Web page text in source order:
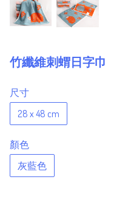
竹纖維刺蝟日字巾
尺寸
28 x 48 cm
顏色
灰藍色